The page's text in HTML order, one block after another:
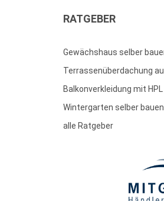
RATGEBER
Gewächshaus selber
Terrassenüberdachung
Balkonverkleidung mit HPL
Wintergarten selber bauen
alle Ratgeber